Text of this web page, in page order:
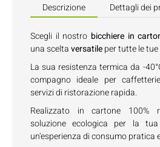
Descrizione Dettagli dei
Scegli il nostro bicchiere in
una sceltaversatileper tutte le
La sua resistenza termica da -
compagno ideale per
servizi di ristorazione rapida.
Realizzato in cartone 100%
soluzione ecologica per la
un'esperienza di consumo pratica